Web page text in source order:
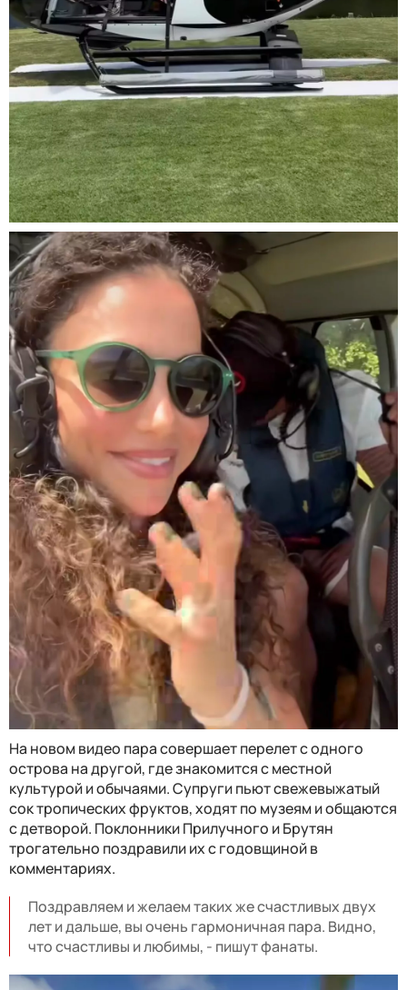
На новом видео пара совершает перелет с одного
острова на другой, где знакомится с местной
культурой и обычаями. Супруги пьют свежевыжатый
сок тропических фруктов, ходят по музеям и общаются
с детворой. Поклонники Прилучного и Брутян
трогательно поздравили их с годовщиной в
комментариях.
Поздравляем и желаем таких же счастливых двух
лет и дальше, вы очень гармоничная пара. Видно,
что счастливы и любимы, - пишут фанаты.